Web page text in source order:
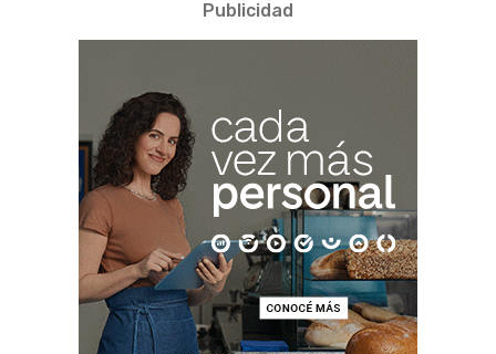
Publicidad